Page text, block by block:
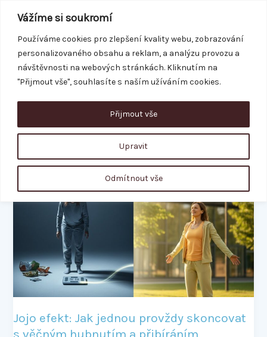
Vážíme si soukromí
Používáme cookies pro zlepšení kvality webu, zobrazování
personalizovaného obsahu a reklam, a analýzu provozu a
návštěvnosti na webových stránkách. Kliknutím na
"Přijmout vše", souhlasíte s naším užíváním cookies.
Upravit
Odmítnout vše
Přijmout vše
obsah
REZERVACE
chyby při hubnutí
Jojo efekt: Jak jednou provždy skoncovat
s věčným hubnutím a přibíráním
Jojo
Jak
věčným
hubnutím
a